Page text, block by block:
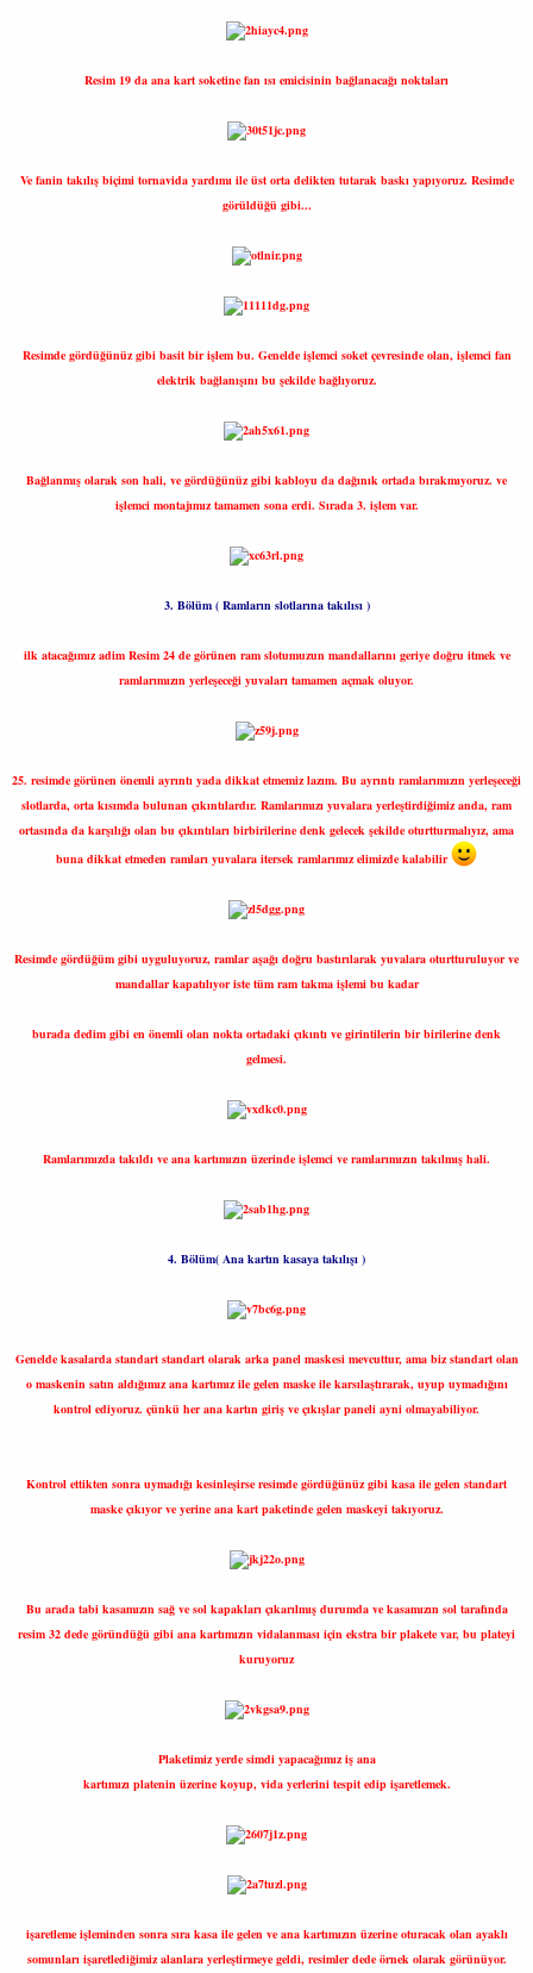
Resim 19 da ana kart soketine fan ısı emicisinin bağlanacağı noktaları
Ve fanin takılış biçimi tornavida yardımı ile üst orta delikten tutarak baskı yapıyoruz. Resimde
görüldüğü gibi...
Resimde gördüğünüz gibi basit bir işlem bu. Genelde işlemci soket çevresinde olan, işlemci fan
elektrik bağlanışını bu şekilde bağlıyoruz.
Bağlanmış olarak son hali, ve gördüğünüz gibi kabloyu da dağınık ortada bırakmıyoruz. ve
işlemci montajımız tamamen sona erdi. Sırada 3. işlem var.
3. Bölüm ( Ramların slotlarına takılısı )
ilk atacağımız adim Resim 24 de görünen ram slotumuzun mandallarını geriye doğru itmek ve
ramlarımızın yerleşeceği yuvaları tamamen açmak oluyor.
25. resimde görünen önemli ayrıntı yada dikkat etmemiz lazım. Bu ayrıntı ramlarımızın yerleşeceği
slotlarda, orta kısımda bulunan çıkıntılardır. Ramlarımızı yuvalara yerleştirdiğimiz anda, ram
ortasında da karşılığı olan bu çıkıntıları birbirilerine denk gelecek şekilde oturtturmalıyız, ama
buna dikkat etmeden ramları yuvalara itersek ramlarımız elimizde kalabilir
Resimde gördüğüm gibi uyguluyoruz, ramlar aşağı doğru bastırılarak yuvalara oturtturuluyor ve
mandallar kapatılıyor iste tüm ram takma işlemi bu kadar
burada dedim gibi en önemli olan nokta ortadaki çıkıntı ve girintilerin bir birilerine denk
gelmesi.
Ramlarımızda takıldı ve ana kartımızın üzerinde işlemci ve ramlarımızın takılmış hali.
4. Bölüm( Ana kartın kasaya takılışı )
Genelde kasalarda standart standart olarak arka panel maskesi mevcuttur, ama biz standart olan
o maskenin satın aldığımız ana kartımız ile gelen maske ile karsılaştırarak, uyup uymadığını
kontrol ediyoruz. çünkü her ana kartın giriş ve çıkışlar paneli ayni olmayabiliyor.
Kontrol ettikten sonra uymadığı kesinleşirse resimde gördüğünüz gibi kasa ile gelen standart
maske çıkıyor ve yerine ana kart paketinde gelen maskeyi takıyoruz.
Bu arada tabi kasamızın sağ ve sol kapakları çıkarılmış durumda ve kasamızın sol tarafında
resim 32 dede göründüğü gibi ana kartımızın vidalanması için ekstra bir plakete var, bu plateyi
kuruyoruz
Plaketimiz yerde simdi yapacağımız iş ana
kartımızı platenin üzerine koyup, vida yerlerini tespit edip işaretlemek.
işaretleme işleminden sonra sıra kasa ile gelen ve ana kartımızın üzerine oturacak olan ayaklı
somunları işaretlediğimiz alanlara yerleştirmeye geldi, resimler dede örnek olarak görünüyor.